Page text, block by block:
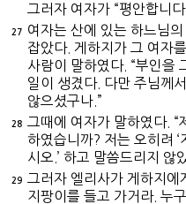
그러자 여자가 “평안합니
27
여자는 산에 있는 하느님
잡았다. 게하지가 그 여자
사람이 말하였다. “부인을
일이 생겼다. 다만 주님께
않으셨구나.”
28
그때에 여자가 말하였다. “
하였습니까? 저는 오히려
시오.’ 하고 말씀드리지 않
29
그러자 엘리사가 게하지에
지팡이를 들고 가거라. 누